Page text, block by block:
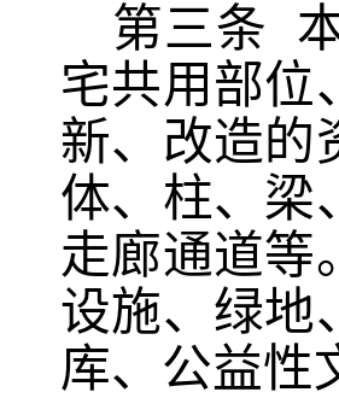
第三条
宅共用部位
新、改造的
体、柱、梁
走廊通道等。
设施、绿地
库、公益性